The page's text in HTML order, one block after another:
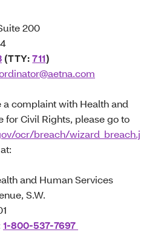
200
(TTY:711)
complaint with Health and
for Civil Rights, please go to
ocr/breach/wizard_breach.j
and Human Services
S.W.
1-800-537-7697